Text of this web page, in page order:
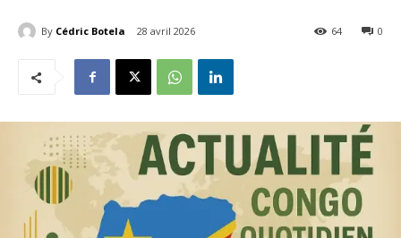
By Cédric Botela 28 avril 2026 0
64